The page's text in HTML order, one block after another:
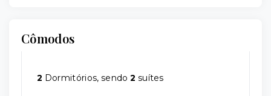
Cômodos
2 Dormitórios, sendo2 suítes